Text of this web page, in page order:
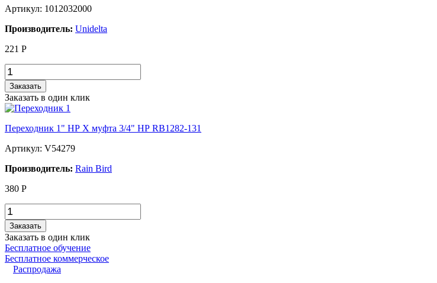
Артикул: 1012032000
Производитель: Unidelta
221 Р
Заказать
Заказать в один клик
Переходник 1" НР Х муфта 3/4" НР RB1282-131
Артикул: V54279
Производитель: Rain Bird
380 Р
Заказать
Заказать в один клик
Бесплатное обучение
Бесплатное коммерческое
Распродажа